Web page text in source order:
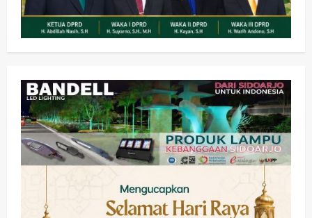
2
Adu Taktik di Atas Rumput Sintetis:
PWI dan Sapma PP Sidoarjo
Memanaskan Mesin Menuju Piala
Soccer
wartanusa 5 Agustus 2026
Ekonomi Hiburan Pemerintahan
HOT NEWS: Ribuan Warga Wage
Tumplek Blek di Bazar Rakyat Jalan
Jambu, Borong Kuliner UMKM Sambil
Nonton Jaranan!